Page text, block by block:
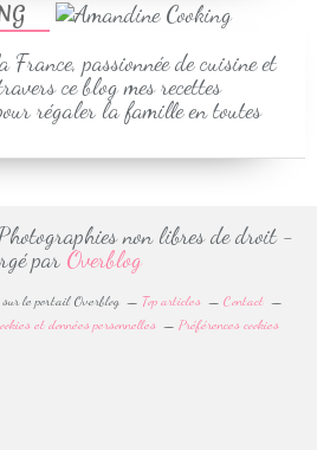
passionnée de cuisine et
ce blog mes recettes
régaler la famille en toutes
non libres de droit -
par Overblog
sur le portail Overblog Top articles
Contact
et données personnelles Préférences cookies